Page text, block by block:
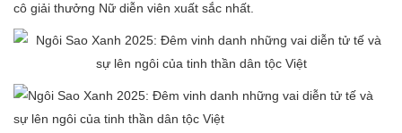
cô giải thưởng Nữ diễn viên xuất sắc nhất.